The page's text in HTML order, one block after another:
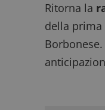
Ritorna la
della prima